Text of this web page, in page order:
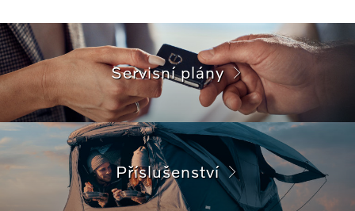
Servisní plány
Příslušenství